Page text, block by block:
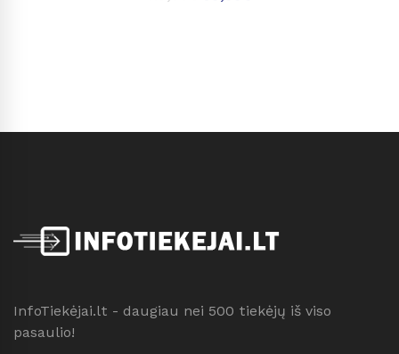
InfoTiekėjai.lt - daugiau nei 500 tiekėjų iš viso
pasaulio!